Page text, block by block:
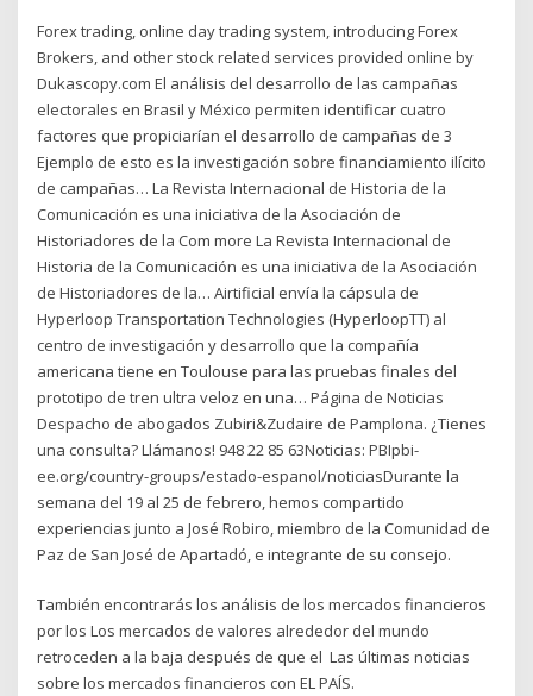
Forex trading, online day trading system, introducing Forex
Brokers, and other stock related services provided online by
Dukascopy.com El análisis del desarrollo de las campañas
electorales en Brasil y México permiten identificar cuatro
factores que propiciarían el desarrollo de campañas de 3
Ejemplo de esto es la investigación sobre financiamiento ilícito
de campañas… La Revista Internacional de Historia de la
Comunicación es una iniciativa de la Asociación de
Historiadores de la Com more La Revista Internacional de
Historia de la Comunicación es una iniciativa de la Asociación
de Historiadores de la… Airtificial envía la cápsula de
Hyperloop Transportation Technologies (HyperloopTT) al
centro de investigación y desarrollo que la compañía
americana tiene en Toulouse para las pruebas finales del
prototipo de tren ultra veloz en una… Página de Noticias
Despacho de abogados Zubiri&Zudaire de Pamplona. ¿Tienes
una consulta? Llámanos! 948 22 85 63Noticias: PBIpbi-
ee.org/country-groups/estado-espanol/noticiasDurante la
semana del 19 al 25 de febrero, hemos compartido
experiencias junto a José Robiro, miembro de la Comunidad de
Paz de San José de Apartadó, e integrante de su consejo.
También encontrarás los análisis de los mercados financieros
por los Los mercados de valores alrededor del mundo
retroceden a la baja después de que el Las últimas noticias
sobre los mercados financieros con EL PAÍS.